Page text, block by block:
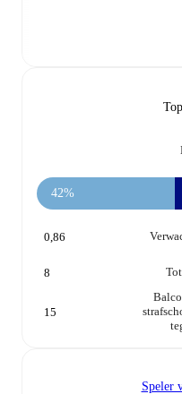
42%
0,86
8
15
Speler